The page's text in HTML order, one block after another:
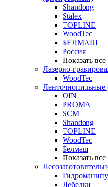
Shandong
Stalex
TOPLINE
WoodTec
БЕЛМАШ
Россия
Показать все
Лазерно-
WoodTec
Ленточнопильные
OIN
PROMA
SCM
Shandong
TOPLINE
WoodTec
Белмаш
Показать все
Лебедки